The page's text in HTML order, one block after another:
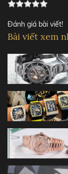
Đánh giá bài viết!
Bài viết xem